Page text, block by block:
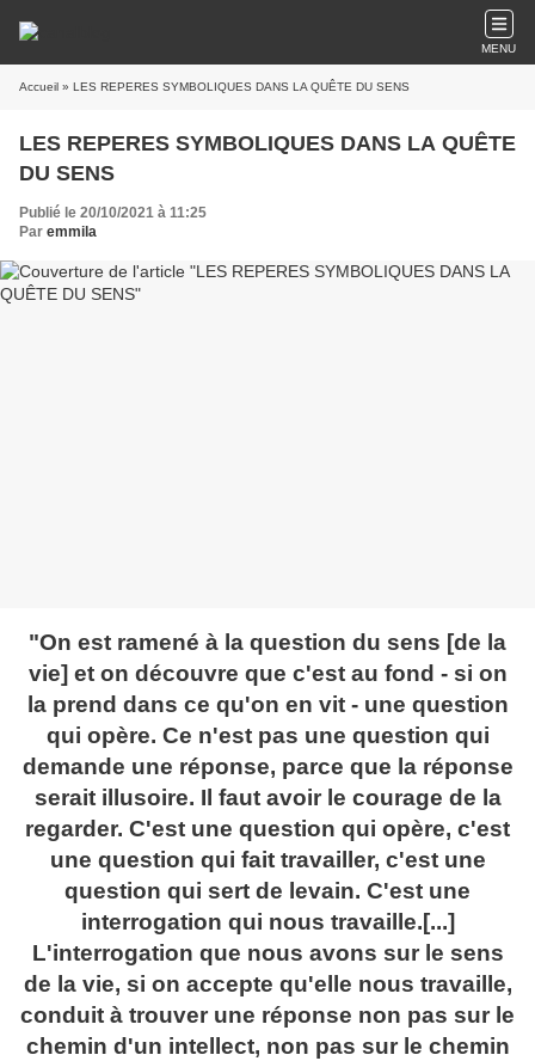
MENU
Accueil » LES REPERES SYMBOLIQUES DANS LA QUÊTE DU SENS
LES REPERES SYMBOLIQUES DANS LA QUÊTE
DU SENS
Publié le 20/10/2021 à 11:25
Par emmila
"On est ramené à la question du sens [de la
vie] et on découvre que c'est au fond - si on
la prend dans ce qu'on en vit - une question
qui opère. Ce n'est pas une question qui
demande une réponse, parce que la réponse
serait illusoire. Il faut avoir le courage de la
regarder. C'est une question qui opère, c'est
une question qui fait travailler, c'est une
question qui sert de levain. C'est une
interrogation qui nous travaille.[...]
L'interrogation que nous avons sur le sens
de la vie, si on accepte qu'elle nous travaille,
conduit à trouver une réponse non pas sur le
chemin d'un intellect, non pas sur le chemin